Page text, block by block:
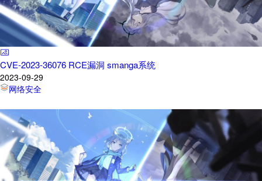
CVE-2023-36076 RCE漏洞 smanga系统
2023-09-29
网络安全